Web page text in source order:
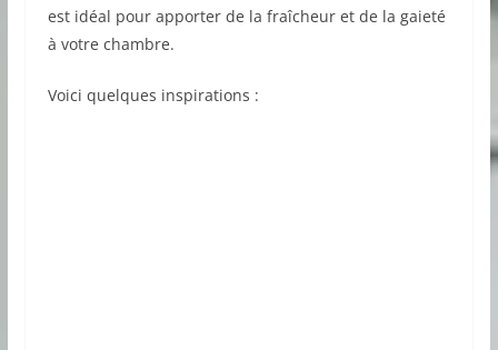
est idéal pour apporter de la fraîcheur et de la gaieté
à votre chambre.
Voici quelques inspirations :